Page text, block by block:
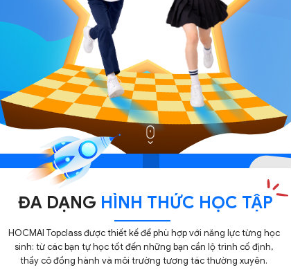
ĐA DẠNG HÌNH THỨC HỌC TẬP
HOCMAI Topclass được thiết kế để phù hợp với năng lực từng học
sinh: từ các bạn tự học tốt đến những bạn cần lộ trình cố định,
thầy cô đồng hành và môi trường tương tác thường xuyên.